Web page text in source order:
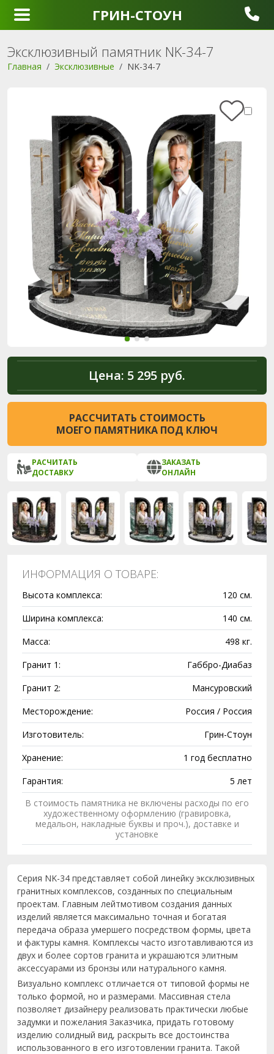
ГРИН-СТОУН
Эксклюзивный памятник NK-34-7
Главная Эксклюзивные NK-34-7
Цена: 5 295 руб.
РАССЧИТАТЬ СТОИМОСТЬ
МОЕГО ПАМЯТНИКА ПОД КЛЮЧ
РАСЧИТАТЬ
ДОСТАВКУ
ЗАКАЗАТЬ
ОНЛАЙН
ИНФОРМАЦИЯ О ТОВАРЕ:
Высота комплекса:
120 см.
Ширина комплекса:
140 см.
Масса:
498 кг.
Гранит 1:
Габбро-Диабаз
Гранит 2:
Мансуровский
Месторождение:
Россия / Россия
Изготовитель:
Грин-Стоун
Хранение:
1 год бесплатно
Гарантия:
5 лет
В стоимость памятника не включены расходы по его
художественному оформлению (гравировка,
медальон, накладные буквы и проч.), доставке и
установке
Серия NK-34 представляет собой линейку эксклюзивных
гранитных комплексов, созданных по специальным
проектам. Главным лейтмотивом создания данных
изделий является максимально точная и богатая
передача образа умершего посредством формы, цвета
и фактуры камня. Комплексы часто изготавливаются из
двух и более сортов гранита и украшаются элитным
аксессуарами из бронзы или натурального камня.
Визуально комплекс отличается от типовой формы не
только формой, но и размерами. Массивная стела
позволяет дизайнеру реализовать практически любые
задумки и пожелания Заказчика, придать готовому
изделию солидный вид, раскрыть все достоинства
использованного в его изготовлении гранита. Такой